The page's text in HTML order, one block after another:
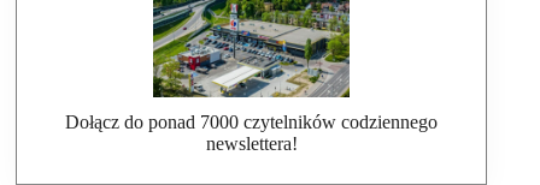
Dołącz do ponad 7000 czytelników codziennego
newslettera!